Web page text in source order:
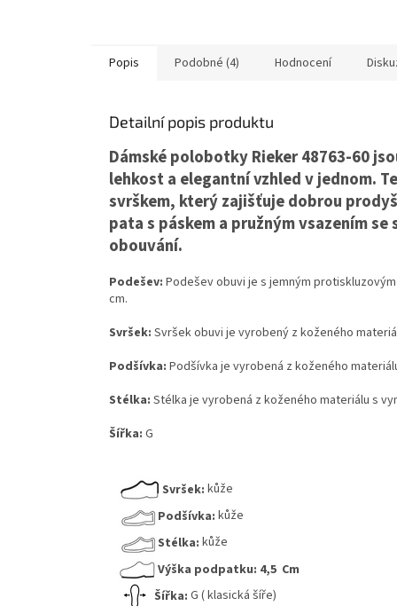
Popis Podobné (4) Hodnocení
Detailní popis produktu
Dámské polobotky Rieker 48763-60
lehkost a elegantní vzhled v jednom.
svrškem, který zajišťuje dobrou
pata s páskem a pružným vsazením
obouvání.
Podešev: Podešev obuvi je s jemným
cm.
Svršek: Svršek obuvi je vyrobený z koženého
Podšívka: Podšívka je vyrobená z koženého
Stélka: Stélka je vyrobená z koženého materiálu s
Šířka: G
Svršek: kůže
Podšívka: kůže
Stélka: kůže
Výška podpatku: 4,5 Cm
Šířka: G ( klasická šíře)